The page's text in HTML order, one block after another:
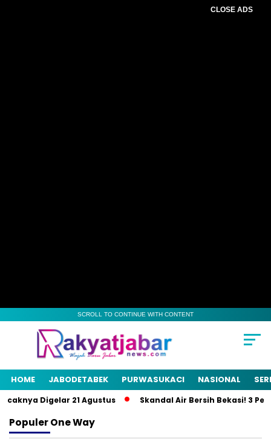
CLOSE ADS
SCROLL TO CONTINUE WITH CONTENT
HOME JABODETABEK PURWASUKACI NASIONAL
Digelar 21 Agustus Skandal Air Bersih Bekasi! 3
PopulerOne Way